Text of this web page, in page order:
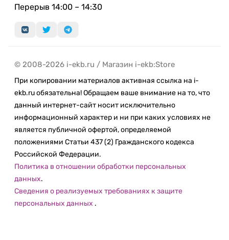
Перерыв 14:00 – 14:30
© 2008-2026 i-ekb.ru / Магазин i-ekb:Store
При копировании материалов активная ссылка на i-
ekb.ru обязательна! Обращаем ваше внимание на то, что
данный интернет-сайт носит исключительно
информационный характер и ни при каких условиях не
является публичной офертой, определяемой
положениями Статьи 437 (2) Гражданского кодекса
Российской Федерации.
Политика в отношении обработки персональных
данных.
Сведения о реализуемых требованиях к защите
персональных данных .